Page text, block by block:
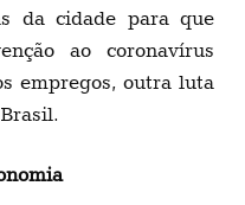
da cidade para que
ao coronavírus
empregos, outra luta